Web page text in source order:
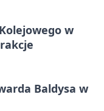
w
Baldysa w